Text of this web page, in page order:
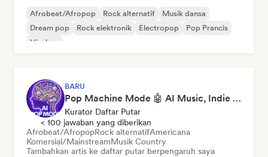
Afrobeat/Afropop Rock alternatif
Musik dansa
Dream pop
Rock elektronik Electropop
Pop Prancis
Hip-hop
BARU
Pop Machine Mode 🤖 AI Music, Indie Pop & Dream Pop
Kurator Daftar Putar
< 100 jawaban yang diberikan
Afrobeat/AfropopRock alternatifAmericana
Komersial/MainstreamMusik Country
Tambahkan artis ke daftar putar berpengaruh saya